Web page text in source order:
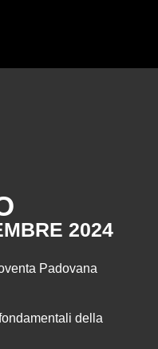
2024
Padovana
della